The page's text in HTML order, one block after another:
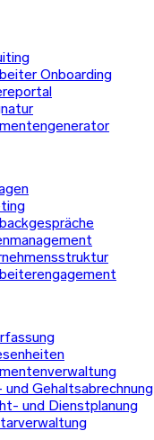
Onboarding
und Gehaltsabrechnung
und Dienstplanung